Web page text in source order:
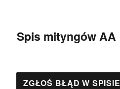
Spis mityngów AA
ZGŁOŚ BŁĄD W SPISIE